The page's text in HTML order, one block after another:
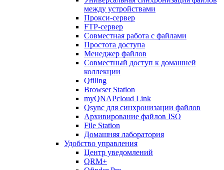
между устройствами
Прокси-сервер
FTP-сервер
Совместная работа с файлами
Простота доступа
Менеджер файлов
Совместный доступ к домашней
коллекции
Qfiling
Browser Station
myQNAPcloud Link
Qsync для синхронизации файлов
Архивирование файлов ISO
File Station
Домашняя лаборатория
Удобство управления
Центр уведомлений
QRM+